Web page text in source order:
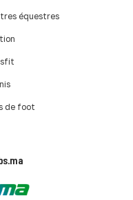
équestres
de foot